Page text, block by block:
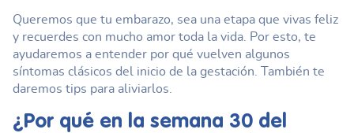
Queremos que tu embarazo, sea una etapa que vivas feliz
y recuerdes con mucho amor toda la vida. Por esto, te
ayudaremos a entender por qué vuelven algunos
síntomas clásicos del inicio de la gestación. También te
daremos tips para aliviarlos.
¿Por qué en la semana 30 del